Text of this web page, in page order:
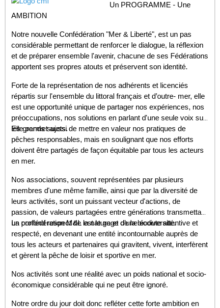
Un PROGRAMME - Une
AMBITION
Notre nouvelle Confédération "Mer & Liberté", est un pas
considérable permettant de renforcer le dialogue, la réflexion
et de préparer ensemble l'avenir, chacune de ses Fédérations
apportent ses propres atouts et préservent son identité.
Forte de la représentation de nos adhérents et licenciés
répartis sur l'ensemble du littoral français et d’outre- mer, elle
est une opportunité unique de partager nos expériences, nos
préoccupations, nos solutions en parlant d'une seule voix sur
les grands sujets.
Elle permet aussi de mettre en valeur nos pratiques de
pêches responsables, mais en soulignant que nos efforts
doivent être partagés de façon équitable par tous les acteurs
en mer.
Nos associations, souvent représentées par plusieurs
membres d'une même famille, ainsi que par la diversité de
leurs activités, sont un puissant vecteur d'actions, de
passion, de valeurs partagées entre générations transmettant
un profond respect de la nature et de la biodiversité.
La confédération M&L est le gage d’une écoute attentive et
respecté, en devenant une entité incontournable auprès de
tous les acteurs et partenaires qui gravitent, vivent, interfèrent
et gèrent la pêche de loisir et sportive en mer.
Nos activités sont une réalité avec un poids national et socio-
économique considérable qui ne peut être ignoré.
Notre ordre du jour doit donc refléter cette forte ambition en